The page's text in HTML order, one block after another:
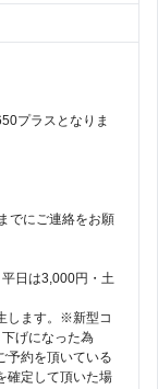
プラスとなりま
でにご連絡をお願
日は3,000円・土
します。※新型コ
げになった為
予約を頂いている
確定して頂いた場